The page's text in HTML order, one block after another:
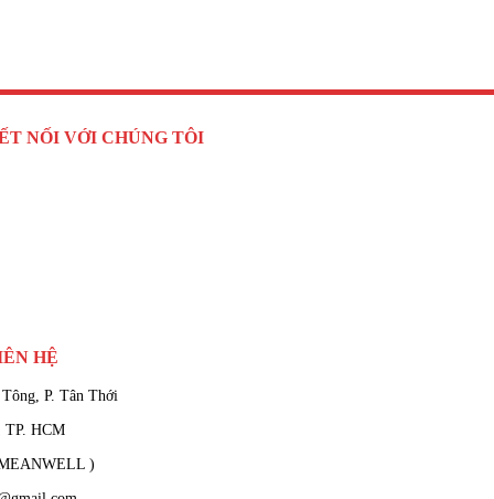
NỐI VỚI CHÚNG TÔI
HỆ
P. Tân Thới
TP. HCM
)